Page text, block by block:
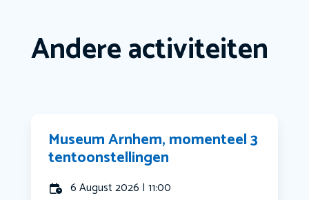
Andere activiteiten
Museum Arnhem, momenteel 3
tentoonstellingen
6 August 2026 | 11:00